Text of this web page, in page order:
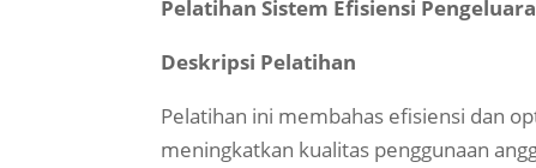
Pelatihan Sistem Efisiensi
Deskripsi Pelatihan
Pelatihan ini membahas efisiensi dan
meningkatkan kualitas penggunaan